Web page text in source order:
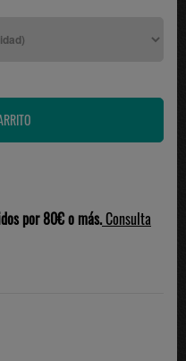
por 80€ o más.Consulta